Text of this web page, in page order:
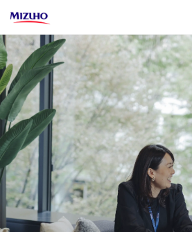
採用トップ
〈みずほ〉で働く社員の声
募集職種（エントリーはこちら）